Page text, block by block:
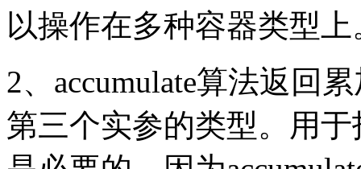
以操作在多种容器类型上
2、accumulate算法返回
第三个实参的类型。用